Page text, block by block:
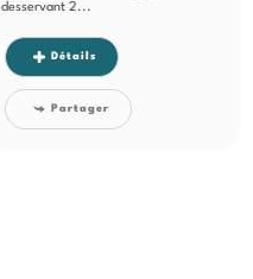
desservant 2...
Détails
Partager